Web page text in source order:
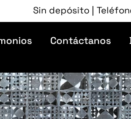
| Teléfono:
Contáctanos